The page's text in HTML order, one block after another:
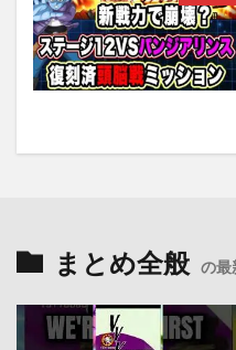
まとめ全般 の最